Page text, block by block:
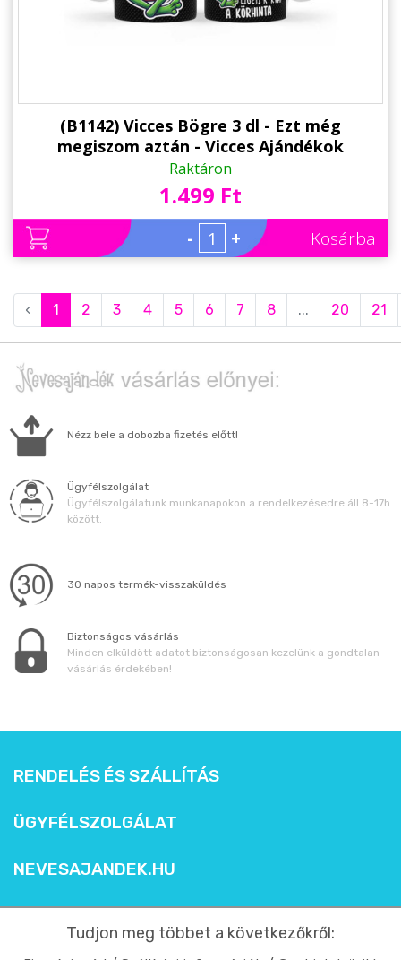
(B1142) Vicces Bögre 3 dl - Ezt még
megiszom aztán - Vicces Ajándékok
kollégának, barátnőknek
Raktáron
1.499 Ft
- + Kosárba
‹ 1 2 3 4 5 6 7 8 ... 20 21
Nézz bele a dobozba fizetés előtt!
Ügyfélszolgálat
Ügyfélszolgálatunk munkanapokon a rendelkezésedre áll 8-17h
között.
30 napos termék-visszaküldés
Biztonságos vásárlás
Minden elküldött adatot biztonságosan kezelünk a gondtalan
vásárlás érdekében!
RENDELÉS ÉS SZÁLLÍTÁS
ÜGYFÉLSZOLGÁLAT
NEVESAJANDEK.HU
Tudjon meg többet a következőkről: